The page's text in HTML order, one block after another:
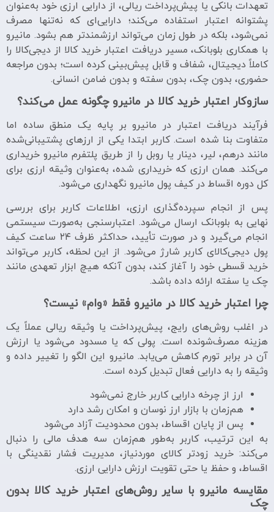
تعهدات بانکی یا پیش‌پرداخت ریالی، از دارایی ارزی خود به‌عنوان
پشتوانه اعتبار استفاده می‌کند؛ دارایی‌ای که نه‌تنها مصرف
نمی‌شود، بلکه در طول زمان می‌تواند ارزشمندتر هم بشود. مانیرو
با همکاری بلوبانک، مسیر دریافت اعتبار خرید کالا از دیجی‌کالا را
کاملاً دیجیتال، شفاف و قابل پیش‌بینی کرده است؛ بدون مراجعه
حضوری، بدون چک، بدون سفته و بدون ضامن انسانی.
سازوکار اعتبار خرید کالا در مانیرو چگونه عمل می‌کند؟
فرآیند دریافت اعتبار در مانیرو بر پایه یک منطق ساده اما
متفاوت بنا شده است. کاربر ابتدا یکی از ارزهای پشتیبانی‌شده
مانند درهم، لیر، دینار یا روبل را از طریق پلتفرم مانیرو خریداری
می‌کند. همان ارزی که خریداری شده، به‌عنوان وثیقه ارزی برای
کل دوره اقساط در کیف پول مانیرو نگهداری می‌شود.
پس از انجام سپرده‌گذاری ارزی، اطلاعات کاربر برای بررسی
نهایی به بلوبانک ارسال می‌شود. اعتبارسنجی به‌صورت سیستمی
انجام می‌گیرد و در صورت تأیید، حداکثر ظرف ۲۴ ساعت کیف
پول دیجی‌کالای کاربر شارژ می‌شود. از این لحظه، کاربر می‌تواند
خرید قسطی خود را آغاز کند، بدون آنکه هیچ ابزار تعهدی مانند
چک یا سفته ارائه داده باشد.
چرا اعتبار خرید کالا در مانیرو فقط «وام» نیست؟
در اغلب روش‌های رایج، پیش‌پرداخت یا وثیقه ریالی عملاً یک
هزینه مصرف‌شونده است. پولی که یا مسدود می‌شود یا ارزش
آن در برابر تورم کاهش می‌یابد. مانیرو این الگو را تغییر داده و
وثیقه را به دارایی فعال تبدیل کرده است.
ارز از چرخه دارایی کاربر خارج نمی‌شود
هم‌زمان با بازار ارز نوسان و امکان رشد دارد
پس از پایان اقساط، بدون محدودیت آزاد می‌شود
به این ترتیب، کاربر به‌طور هم‌زمان سه هدف مالی را دنبال
می‌کند: خرید زودتر کالای موردنیاز، مدیریت فشار نقدینگی با
اقساط، و حفظ یا حتی تقویت ارزش دارایی ارزی.
مقایسه مانیرو با سایر روش‌های اعتبار خرید کالا بدون
چک